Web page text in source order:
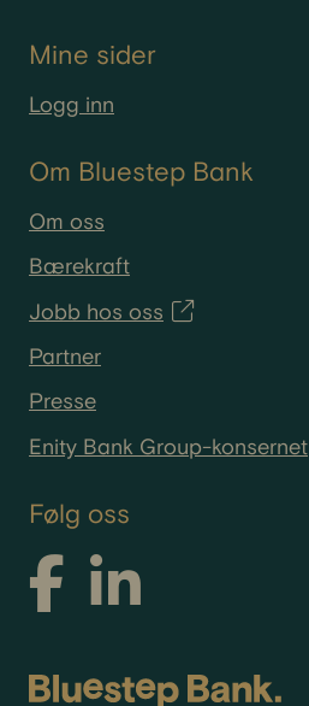
Mine sider
Logg inn
Om Bluestep Bank
Om oss
Bærekraft
Jobb hos oss
Partner
Presse
Enity Bank Group-konsernet
Følg oss